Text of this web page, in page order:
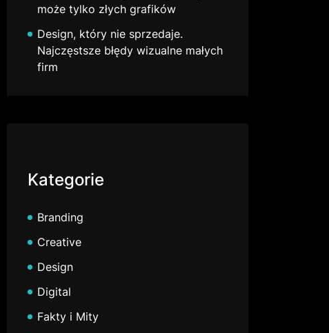
może tylko złych grafików
Design, który nie sprzedaje.
Najczęstsze błędy wizualne małych
firm
Kategorie
Branding
Creative
Design
Digital
Fakty i Mity